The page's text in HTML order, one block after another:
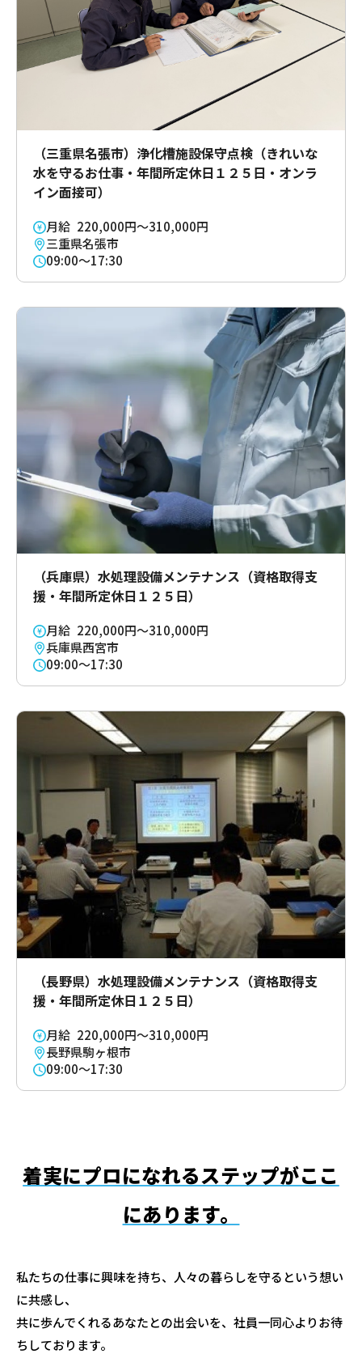
（三重県名張市）浄化槽施設保守点検（きれいな
水を守るお仕事・年間所定休日１２５日・オンラ
イン面接可）
月給 220,000円～310,000円
三重県名張市
09:00～17:30
（兵庫県）水処理設備メンテナンス（資格取得支
援・年間所定休日１２５日）
月給 220,000円～310,000円
兵庫県西宮市
09:00～17:30
（長野県）水処理設備メンテナンス（資格取得支
援・年間所定休日１２５日）
月給 220,000円～310,000円
長野県駒ヶ根市
09:00～17:30
着実にプロになれるステップがここ
にあります。
私たちの仕事に興味を持ち、人々の暮らしを守るという想い
に共感し、
共に歩んでくれるあなたとの出会いを、社員一同心よりお待
ちしております。